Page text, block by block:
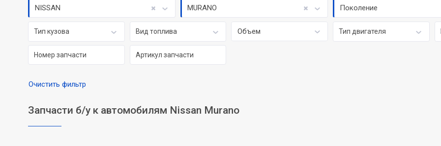
NISSAN MURANO Поколение
Тип кузова Вид топлива Объем Тип двигателя
Очистить фильтр
Запчасти б/у к автомобилям Nissan Murano